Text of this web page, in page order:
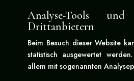
Analyse-Tools
Drittanbietern
Beim Besuch dieser Website
statistisch ausgewertet
allem mit sogenannten